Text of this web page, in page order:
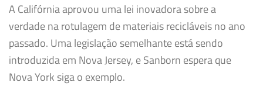
A Califórnia aprovou uma lei inovadora sobre a
verdade na rotulagem de materiais recicláveis no ano
passado. Uma legislação semelhante está sendo
introduzida em Nova Jersey, e Sanborn espera que
Nova York siga o exemplo.